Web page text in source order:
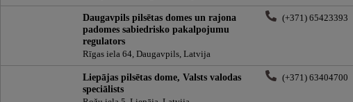
Daugavpils pilsētas domes un rajona
padomes sabiedrisko pakalpojumu
regulators
Rīgas iela 64, Daugavpils, Latvija
(+371) 65423393
Liepājas pilsētas dome, Valsts valodas
speciālists
(+371) 63404700